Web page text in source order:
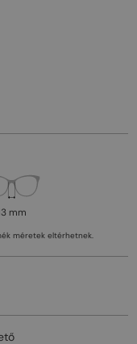
mm
méretek eltérhetnek.